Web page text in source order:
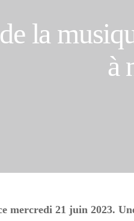
la
à
mercredi 21 juin 2023.